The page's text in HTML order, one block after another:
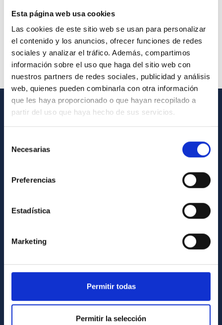
Esta página web usa cookies
Las cookies de este sitio web se usan para personalizar
el contenido y los anuncios, ofrecer funciones de redes
sociales y analizar el tráfico. Además, compartimos
información sobre el uso que haga del sitio web con
nuestros partners de redes sociales, publicidad y análisis
web, quienes pueden combinarla con otra información
que les haya proporcionado o que hayan recopilado a
partir del uso que haya hecho de sus servicios.
Necesarias
Preferencias
Estadística
Marketing
Permitir todas
Permitir la selección
GENERAL INFORMATION
General register
Code of ethics and anti-fraud policy
Gender equality and diversity
Environment and Sustainability